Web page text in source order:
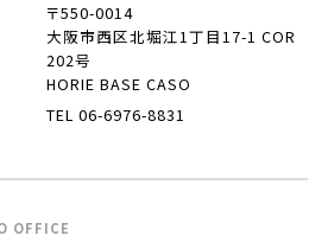
〒550-0014
大阪市西区北堀江1丁目17-1 COR
202号
HORIE BASE CASO
TEL 06-6976-8831
OFFICE